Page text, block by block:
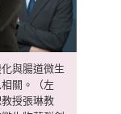
與腸道微生
關。（左
授張琳教